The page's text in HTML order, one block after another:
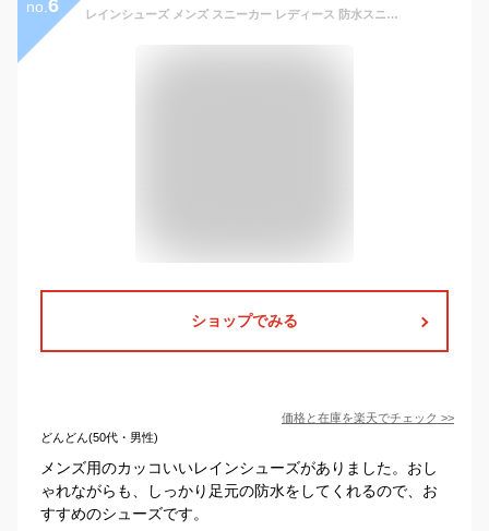
no. 6 レインシューズ メンズ スニーカー レディース 防水スニーカー カジュアル おしゃれ 雨靴 長靴 防水 台風対策 雪 長靴 レインブーツ レインスニーカー 靴 アウトドア 大きいサイズ 蒸れにくい 履きやすい 歩きやすい 疲れにくい完全防水
ショップでみる
価格と在庫を楽天でチェック >>
どんどん(50代・男性)
メンズ用のカッコいいレインシューズがありました。おし
ゃれながらも、しっかり足元の防水をしてくれるので、お
すすめのシューズです。